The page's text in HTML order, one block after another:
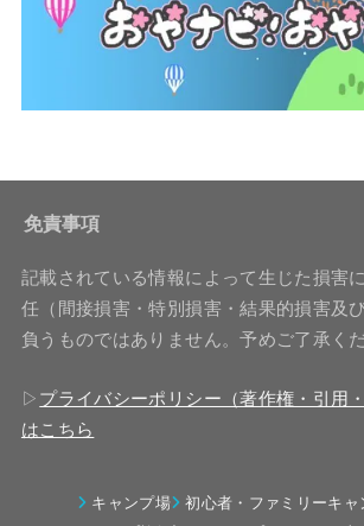
免責事項
記載されている情報によって生じた損害
任（間接損害・特別損害・結果的損害及
負うものではありません。予めご了承くだ
▷ プライバシーポリシー（著作権・引用
はこちら
キャンプ場
初心者・ファミリーキャ